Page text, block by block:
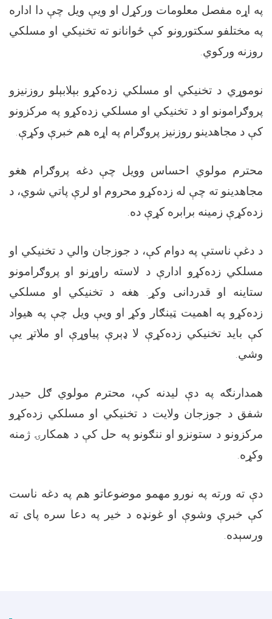
په اړه مفصل معلومات ورکړل او ویې ویل چې دا اداره
په مختلفو سکتورونو کې ځوانانو ته تخنیکي او مسلکي
روزنه ورکوي.
نوموړي د تخنیکي او مسلکي زده‌کړو بېلابېلو روزنیزو
پروګرامونو او د تخنیکي او مسلکي زده‌کړو په مرکزونو
کې د مجاهدینو روزنیز پروګرام په اړه هم خبرې وکړې.
محترم مولوي احساس وویل چې دغه پروګرام هغو
مجاهدینو ته چې له زده‌کړو محروم او لرې پاتي شوي، د
زده‌کړې زمینه برابره کړې ده.
د دغې ناستې په دوام کې، د جوزجان والي د تخنیکي او
مسلکي زده‌کړو ادارې د لاسته راوړنو او پروګرامونو
ستاینه او قدردانی وکړ. هغه د تخنیکي او مسلکي
زده‌کړو په اهمیت ټینګار وکړ او ویې ویل چې په هیواد
کې باید تخنیکي زده‌کړې لا ډېرې پیاوړې او ملاتړ یې
وشي.
همدارنګه په دې لیدنه کې، محترم مولوي ګل حیدر
شفق د جوزجان ولایت د تخنیکي او مسلکي زده‌کړو
مرکزونو د ستونزو او ننګونو په حل کې د همکارۍ ژمنه
وکړه.
دې ته ورته په نورو مهمو موضوعاتو هم په دغه ناست
کې خبرې وشوې او غونډه د خیر په دعا سره پای ته
ورسېده.